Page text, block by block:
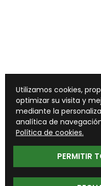
Utilizamos cookies,
optimizar su visita y
mediante la
analítica de
Política de cookies.
PERMITIR